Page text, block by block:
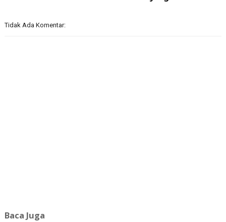
Tidak Ada Komentar:
Baca Juga